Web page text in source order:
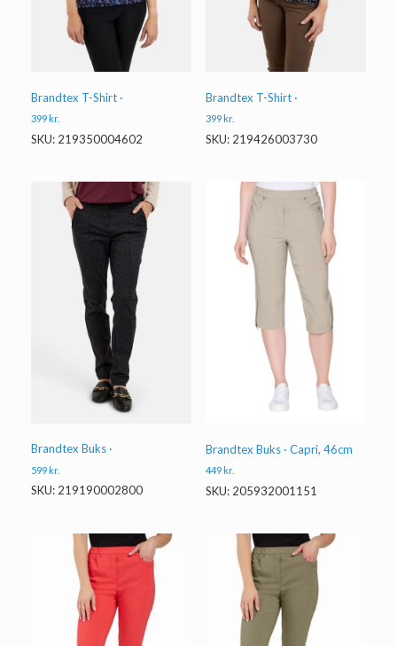
Brandtex T-Shirt ·
399kr.
SKU: 219350004602
Brandtex T-Shirt ·
399kr.
SKU: 219426003730
Brandtex Buks ·
599kr.
SKU: 219190002800
Brandtex Buks · Capri, 46cm
449kr.
SKU: 205932001151